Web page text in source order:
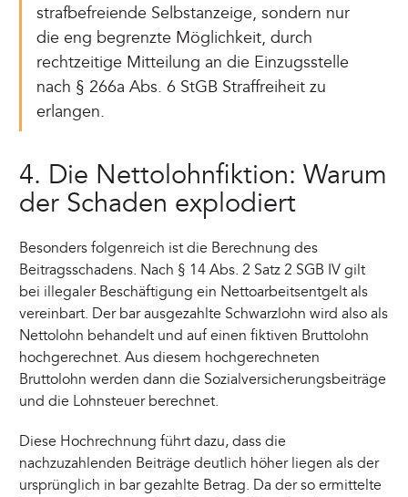
strafbefreiende Selbstanzeige, sondern nur
die eng begrenzte Möglichkeit, durch
rechtzeitige Mitteilung an die Einzugsstelle
nach § 266a Abs. 6 StGB Straffreiheit zu
erlangen.
4. Die Nettolohnfiktion: Warum
der Schaden explodiert
Besonders folgenreich ist die Berechnung des
Beitragsschadens. Nach § 14 Abs. 2 Satz 2 SGB IV gilt
bei illegaler Beschäftigung ein Nettoarbeitsentgelt als
vereinbart. Der bar ausgezahlte Schwarzlohn wird also als
Nettolohn behandelt und auf einen fiktiven Bruttolohn
hochgerechnet. Aus diesem hochgerechneten
Bruttolohn werden dann die Sozialversicherungsbeiträge
und die Lohnsteuer berechnet.
Diese Hochrechnung führt dazu, dass die
nachzuzahlenden Beiträge deutlich höher liegen als der
ursprünglich in bar gezahlte Betrag. Da der so ermittelte